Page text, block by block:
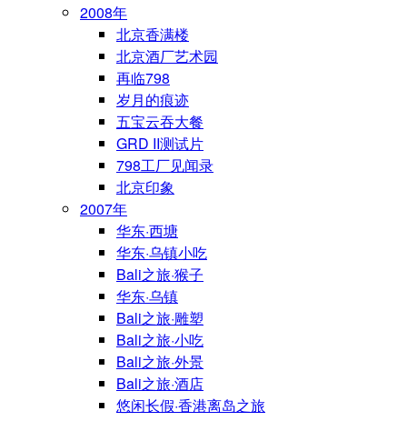
2008年
北京香满楼
北京酒厂艺术园
再临798
岁月的痕迹
五宝云吞大餐
GRD II测试片
798工厂见闻录
北京印象
2007年
华东·西塘
华东·乌镇小吃
Bali之旅·猴子
华东·乌镇
Bali之旅·雕塑
Bali之旅·小吃
Bali之旅·外景
Bali之旅·酒店
悠闲长假·香港离岛之旅